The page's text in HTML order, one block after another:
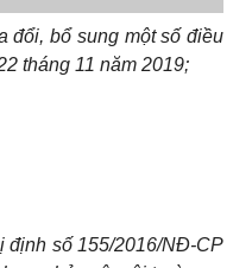
đổi, bổ sung một số điều
tháng 11 năm 2019;
định số 155/2016/NĐ-CP